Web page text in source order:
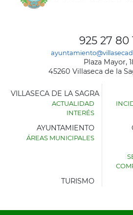
925 27 80
Plaza Mayor,
45260 Villaseca de la
AYUNTAMIENTO
VILLASECA DE LA SAGRA
ACTUALIDAD
INTERÉS
AYUNTAMIENTO
ÁREAS MUNICIPALES
TURISMO